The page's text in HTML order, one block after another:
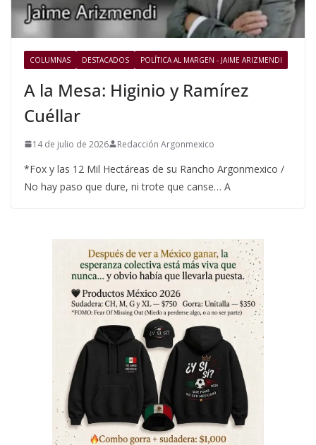
COLUMNAS DESTACADOS POLÍTICA AL MARGEN - JAIME ARIZMENDI
A la Mesa: Higinio y Ramírez
Cuéllar
14 de julio de 2026 Redacción Argonmexico
*Fox y las 12 Mil Hectáreas de su Rancho Argonmexico /
No hay paso que dure, ni trote que canse… A